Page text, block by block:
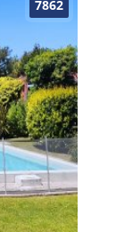
7862